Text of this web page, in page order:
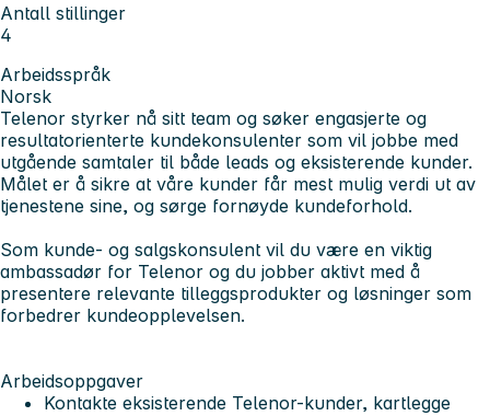
Antall stillinger
4
Arbeidsspråk
Norsk
Telenor styrker nå sitt team og søker engasjerte og
resultatorienterte kundekonsulenter som vil jobbe med
utgående samtaler til både leads og eksisterende kunder.
Målet er å sikre at våre kunder får mest mulig verdi ut av
tjenestene sine, og sørge fornøyde kundeforhold.
Som kunde- og salgskonsulent vil du være en viktig
ambassadør for Telenor og du jobber aktivt med å
presentere relevante tilleggsprodukter og løsninger som
forbedrer kundeopplevelsen.
Arbeidsoppgaver
Kontakte eksisterende Telenor-kunder, kartlegge